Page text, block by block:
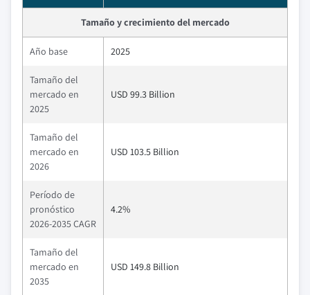
Tamaño y crecimiento del mercado
Año base 2025
Tamaño del
mercado en
2025
USD 99.3 Billion
Tamaño del
mercado en
2026
USD 103.5 Billion
Período de
pronóstico
2026-2035 CAGR
4.2%
Tamaño del
mercado en
2035
USD 149.8 Billion